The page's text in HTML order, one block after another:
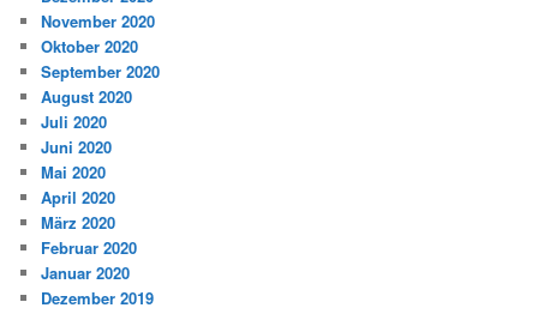
November 2020
Oktober 2020
September 2020
August 2020
Juli 2020
Juni 2020
Mai 2020
April 2020
März 2020
Februar 2020
Januar 2020
Dezember 2019